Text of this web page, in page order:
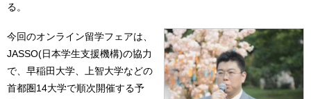
る。
今回のオンライン留学フェアは、
JASSO(日本学生支援機構)の協力
で、早稲田大学、上智大学などの
首都圏14大学で順次開催する予